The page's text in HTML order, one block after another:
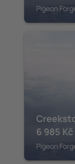
Pigeon
6 985 Kč
Pigeon